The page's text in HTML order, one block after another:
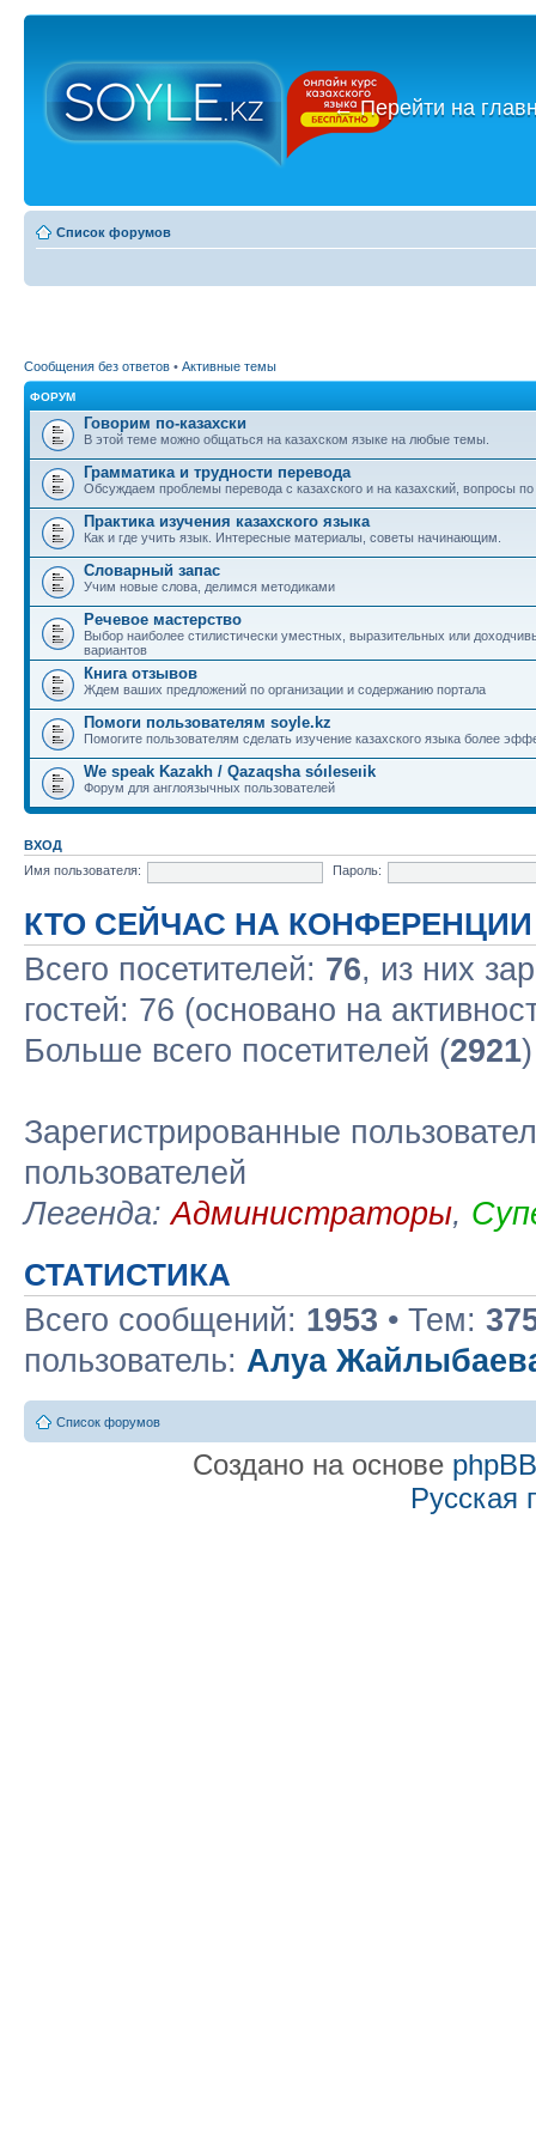
←Перейти на
Список форумов
Сообщения без ответов • Активные темы
ФОРУМ
Говорим по-казахски
В этой теме можно общаться на казахском языке на любые темы.
Грамматика и трудности перевода
Обсуждаем проблемы перевода с казахского и на казахский, вопросы
Практика изучения казахского языка
Как и где учить язык. Интересные материалы, советы начинающим.
Словарный запас
Учим новые слова, делимся методиками
Речевое мастерство
Выбор наиболее стилистически уместных, выразительных или
вариантов
Книга отзывов
Ждем ваших предложений по организации и содержанию портала
Помоги пользователям soyle.kz
Помогите пользователям сделать изучение казахского языка более
We speak Kazakh / Qazaqsha sóıleseıik
Форум для англоязычных пользователей
ВХОД
Имя пользователя:
Пароль:
КТО СЕЙЧАС НА КОНФЕРЕНЦИИ
Всего посетителей: 76, из них
гостей: 76 (основано на
Больше всего посетителей (2921
Зарегистрированные
пользователей
Легенда:Администраторы,
СТАТИСТИКА
Всего сообщений: 1953 • Тем:
пользователь: Алуа
Список форумов
Создано на основе phpBB
Русская